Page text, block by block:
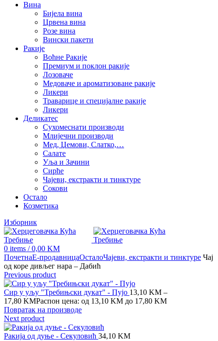
Вина
Бијела вина
Црвена вина
Розе вина
Вински пакети
Ракије
Воћне Ракије
Премиум и поклон ракије
Лозоваче
Медоваче и ароматизоване ракије
Ликери
Траварице и специјалне ракије
Ликери
Деликатес
Сухомеснати производи
Млијечни производи
Мед, Џемови, Слатко,…
Салате
Уља и Зачини
Сирће
Чајеви, екстракти и тинктуре
Сокови
Остало
Козметика
Изборник
0 items / 0,00 KM
ПочетнаЕ-продавницаОсталоЧајеви, екстракти и тинктуре Чај
од коре дивљег нара – Дабић
Previous product
Сир у уљу "Требињски дукат" - Пујо 13,10 KM –
17,80 KMРаспон цена: од 13,10 KM до 17,80 KM
Повратак на производе
Next product
Ракија од дуње - Секуловић 34,10 KM